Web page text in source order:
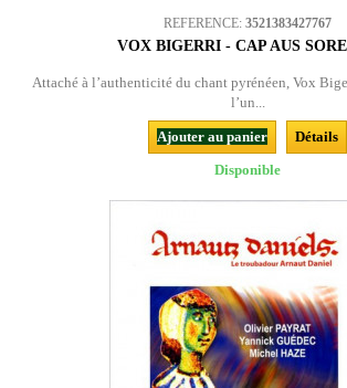
REFERENCE: 3521383427767
VOX BIGERRI - CAP AUS
Attaché à l’authenticité du chant pyrénéen, Vox
l’un...
Ajouter au panier
Détails
Disponible